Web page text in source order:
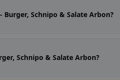
Schnipo & Salate Arbon?
Schnipo & Salate Arbon?